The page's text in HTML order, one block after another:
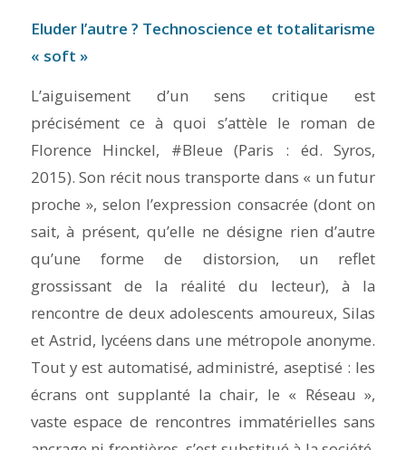
Eluder l’autre ? Technoscience et totalitarisme
« soft »
L’aiguisement d’un sens critique est
précisément ce à quoi s’attèle le roman de
Florence Hinckel, #Bleue (Paris : éd. Syros,
2015). Son récit nous transporte dans « un futur
proche », selon l’expression consacrée (dont on
sait, à présent, qu’elle ne désigne rien d’autre
qu’une forme de distorsion, un reflet
grossissant de la réalité du lecteur), à la
rencontre de deux adolescents amoureux, Silas
et Astrid, lycéens dans une métropole anonyme.
Tout y est automatisé, administré, aseptisé : les
écrans ont supplanté la chair, le « Réseau »,
vaste espace de rencontres immatérielles sans